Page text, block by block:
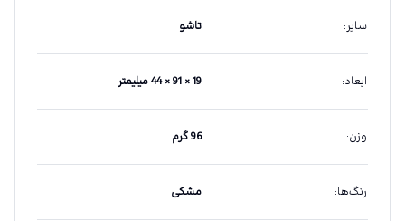
سایر: تاشو
ابعاد: 19 × 91 × 44 میلیمتر
وزن: 96 گرم
رنگ‌ها: مشکی